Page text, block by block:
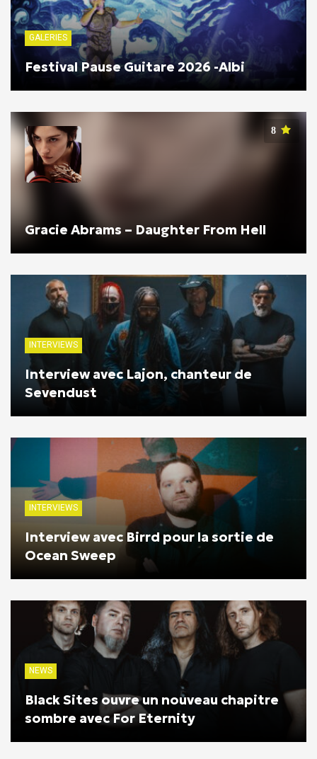
GALERIES
Festival Pause Guitare 2026 -Albi
8
Gracie Abrams – Daughter From Hell
INTERVIEWS
Interview avec Lajon, chanteur de
Sevendust
INTERVIEWS
Interview avec Birrd pour la sortie de
Ocean Sweep
NEWS
Black Sites ouvre un nouveau chapitre
sombre avec For Eternity